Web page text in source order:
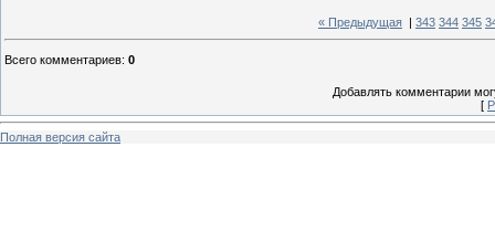
« Предыдущая 343 344 345
Всего комментариев: 0
Добавлять комментарии
[
Полная версия сайта